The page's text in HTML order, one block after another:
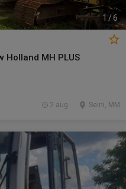
1 /6
Holland MH PLUS
Seini, MM
2 aug.